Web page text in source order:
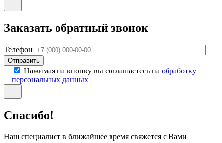
Заказать обратный звонок
Телефон
Отправить
Нажимая на кнопку вы соглашаетесь на обработку
персональных данных
Спасибо!
Наш специалист в ближайшее время свяжется с Вами